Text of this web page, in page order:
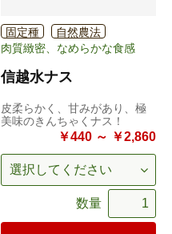
固定種
自然農法
肉質緻密、なめらかな食感
信越水ナス
皮柔らかく、甘みがあり、極
美味のきんちゃくナス！
￥440 ～ ￥2,860
数量